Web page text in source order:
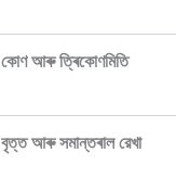
কোণ আৰু ত্ৰিকোণমিতি
বৃত্ত আৰু সমান্তৰাল রেখা